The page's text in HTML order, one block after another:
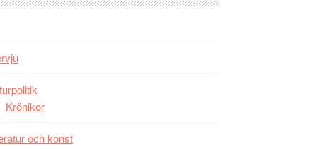
Mauri?
Krönikor
och konst